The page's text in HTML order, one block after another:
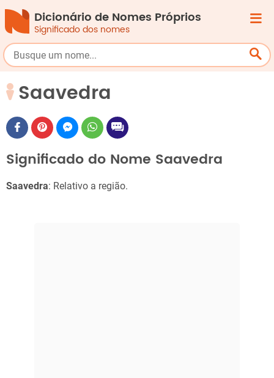
Dicionário de Nomes Próprios
Significado dos nomes
Saavedra
Significado do Nome Saavedra
Saavedra: Relativo a região.